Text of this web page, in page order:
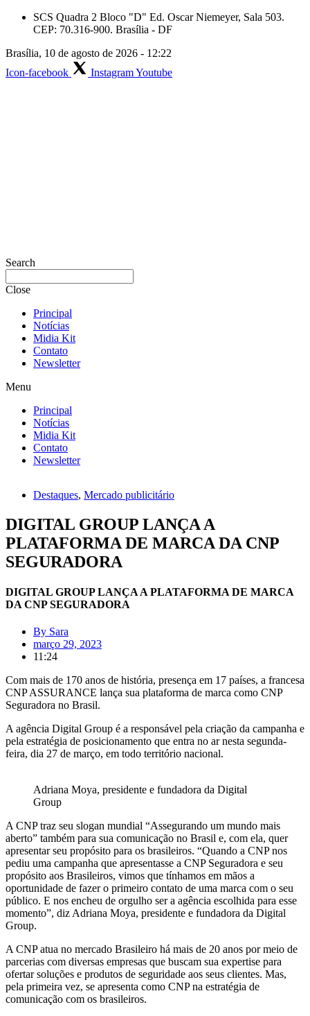
Skip
SCS Quadra 2 Bloco "D" Ed. Oscar Niemeyer, Sala 503.
CEP: 70.316-900. Brasília - DF
Brasília, 10 de agosto de 2026 - 12:22
Icon-facebook
InstagramYoutube
Search
Close
Principal
Notícias
Midia Kit
Contato
Newsletter
Menu
Principal
Notícias
Midia Kit
Contato
Newsletter
Destaques, Mercado publicitário
DIGITAL GROUP LANÇA A
PLATAFORMA DE MARCA DA CNP
SEGURADORA
DIGITAL GROUP LANÇA A PLATAFORMA DE MARCA
DA CNP SEGURADORA
By Sara
março 29, 2023
11:24
Com mais de 170 anos de história, presença em 17 países, a francesa
CNP ASSURANCE lança sua plataforma de marca como CNP
Seguradora no Brasil.
A agência Digital Group é a responsável pela criação da campanha e
pela estratégia de posicionamento que entra no ar nesta segunda-
feira, dia 27 de março, em todo território nacional.
Adriana Moya, presidente e fundadora da Digital
Group
A CNP traz seu slogan mundial “Assegurando um mundo mais
aberto” também para sua comunicação no Brasil e, com ela, quer
apresentar seu propósito para os brasileiros. “Quando a CNP nos
pediu uma campanha que apresentasse a CNP Seguradora e seu
propósito aos Brasileiros, vimos que tínhamos em mãos a
oportunidade de fazer o primeiro contato de uma marca com o seu
público. E nos encheu de orgulho ser a agência escolhida para esse
momento”, diz Adriana Moya, presidente e fundadora da Digital
Group.
A CNP atua no mercado Brasileiro há mais de 20 anos por meio de
parcerias com diversas empresas que buscam sua expertise para
ofertar soluções e produtos de seguridade aos seus clientes. Mas,
pela primeira vez, se apresenta como CNP na estratégia de
comunicação com os brasileiros.